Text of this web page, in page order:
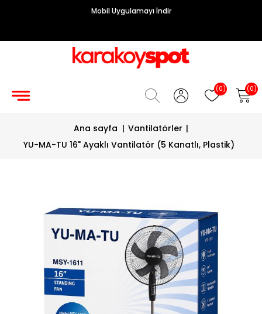
Mobil Uygulamayı İndir
(0) (0)
Grup
Sigorta/
Sistemleri
Aydınlatma
Ana sayfa | Vantilatörler |
YU-MA-TU 16" Ayaklı Vantilatör (5 Kanatlı, Plastik)